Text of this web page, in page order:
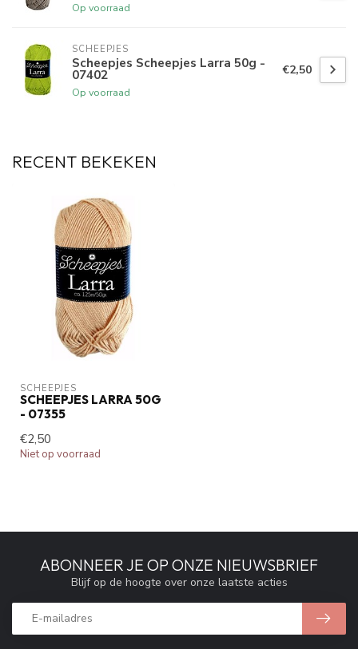
Op voorraad
SCHEEPJES
Scheepjes Scheepjes Larra 50g -
07402
Op voorraad
€2,50
RECENT BEKEKEN
SCHEEPJES
SCHEEPJES LARRA 50G
- 07355
€2,50
Niet op voorraad
ABONNEER JE OP ONZE NIEUWSBRIEF
Blijf op de hoogte over onze laatste acties